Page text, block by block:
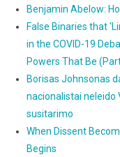
Benjamin Abelow:
False Binaries that
in the COVID-19
Powers That Be
Borisas Johnsonas
nacionalistai neleido
susitarimo
When Dissent
Begins